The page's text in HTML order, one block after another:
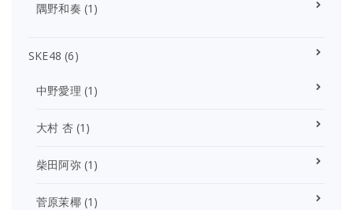
隅野和奏 (1)
SKE48 (6)
中野愛理 (1)
大村 杏(1)
柴田阿弥(1)
菅原茉椰(1)